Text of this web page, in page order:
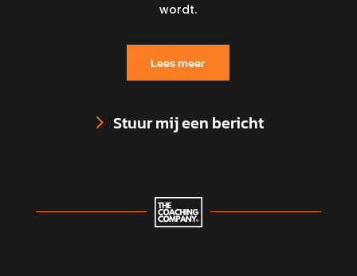
wordt.
Lees meer
Stuur mij een bericht